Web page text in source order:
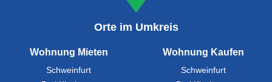
Orte im Umkreis
Wohnung Mieten
Schweinfurt
Wohnung Kaufen
Schweinfurt